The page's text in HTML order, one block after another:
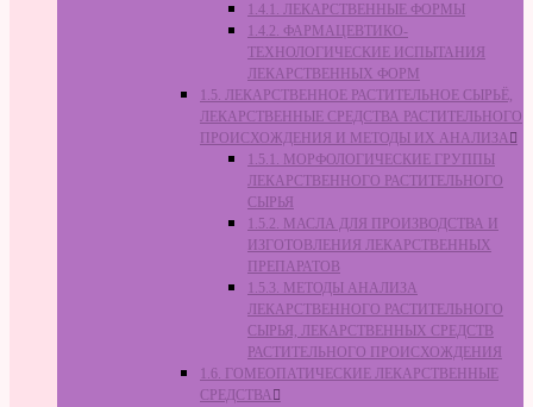
1.4.1. ЛЕКАРСТВЕННЫЕ ФОРМЫ
1.4.2. ФАРМАЦЕВТИКО-
ТЕХНОЛОГИЧЕСКИЕ ИСПЫТАНИЯ
ЛЕКАРСТВЕННЫХ ФОРМ
1.5. ЛЕКАРСТВЕННОЕ РАСТИТЕЛЬНОЕ СЫРЬЁ,
ЛЕКАРСТВЕННЫЕ СРЕДСТВА РАСТИТЕЛЬНОГО
ПРОИСХОЖДЕНИЯ И МЕТОДЫ ИХ АНАЛИЗА
1.5.1. МОРФОЛОГИЧЕСКИЕ ГРУППЫ
ЛЕКАРСТВЕННОГО РАСТИТЕЛЬНОГО
СЫРЬЯ
1.5.2. МАСЛА ДЛЯ ПРОИЗВОДСТВА И
ИЗГОТОВЛЕНИЯ ЛЕКАРСТВЕННЫХ
ПРЕПАРАТОВ
1.5.3. МЕТОДЫ АНАЛИЗА
ЛЕКАРСТВЕННОГО РАСТИТЕЛЬНОГО
СЫРЬЯ, ЛЕКАРСТВЕННЫХ СРЕДСТВ
РАСТИТЕЛЬНОГО ПРОИСХОЖДЕНИЯ
1.6. ГОМЕОПАТИЧЕСКИЕ ЛЕКАРСТВЕННЫЕ
СРЕДСТВА